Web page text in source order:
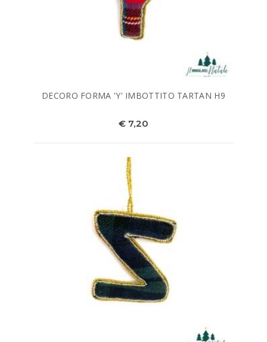
DECORO FORMA 'Y' IMBOTTITO TARTAN H9
€ 7,20